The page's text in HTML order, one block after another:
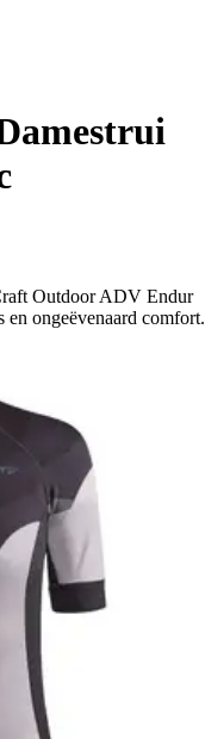
Outdoor ADV Endur
ongeëvenaard comfort.